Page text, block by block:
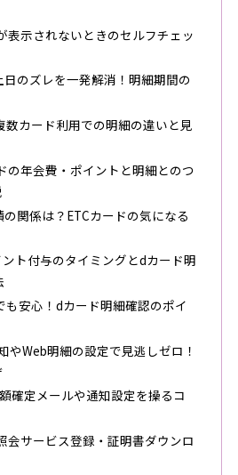
表示されないときのセルフチェッ
のズレを一発解消！明細期間の
数カード利用での明細の違いと見
の年会費・ポイントと明細とのつ
関係は？ETCカードの気になる
ト付与のタイミングとdカード明
も安心！dカード明細確認のポイ
やWeb明細の設定で見逃しゼロ！
確定メールや通知設定を操るコ
会サービス登録・証明書ダウンロ